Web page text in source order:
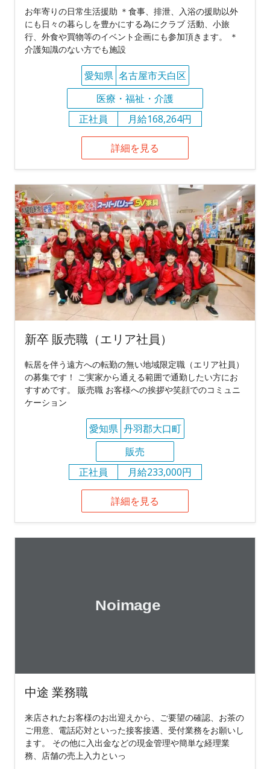
お年寄りの日常生活援助 ＊食事、排泄、入浴の援助以外
にも日々の暮らしを豊かにする為にクラブ 活動、小旅
行、外食や買物等のイベント企画にも参加頂きます。 ＊
介護知識のない方でも施設
愛知県 名古屋市天白区
医療・福祉・介護
正社員
月給168,264円
詳細を見る
新卒 販売職（エリア社員）
転居を伴う遠方への転勤の無い地域限定職（エリア社員）
の募集です！ ご実家から通える範囲で通勤したい方にお
すすめです。 販売職 お客様への挨拶や笑顔でのコミュニ
ケーション
愛知県 丹羽郡大口町
販売
正社員
月給233,000円
詳細を見る
中途 業務職
来店されたお客様のお出迎えから、ご要望の確認、お茶の
ご用意、電話応対といった接客接遇、受付業務をお願いし
ます。 その他に入出金などの現金管理や簡単な経理業
務、店舗の売上入力といっ